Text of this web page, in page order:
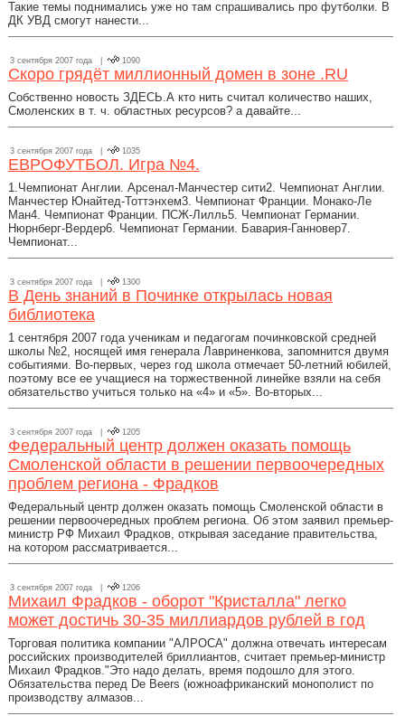
Такие темы поднимались уже но там спрашивались про футболки. В
ДК УВД смогут нанести...
3 сентября 2007 года | 1090
Скоро грядёт миллионный домен в зоне .RU
Собственно новость ЗДЕСЬ.А кто нить считал количество наших,
Смоленских в т. ч. областных ресурсов? а давайте...
3 сентября 2007 года | 1035
ЕВРОФУТБОЛ. Игра №4.
1.Чемпионат Англии. Арсенал-Манчестер сити2. Чемпионат Англии.
Манчестер Юнайтед-Тоттэнхем3. Чемпионат Франции. Монако-Ле
Ман4. Чемпионат Франции. ПСЖ-Лилль5. Чемпионат Германии.
Нюрнберг-Вердер6. Чемпионат Германии. Бавария-Ганновер7.
Чемпионат...
3 сентября 2007 года | 1300
В День знаний в Починке открылась новая
библиотека
1 сентября 2007 года ученикам и педагогам починковской средней
школы №2, носящей имя генерала Лавриненкова, запомнится двумя
событиями. Во-первых, через год школа отмечает 50-летний юбилей,
поэтому все ее учащиеся на торжественной линейке взяли на себя
обязательство учиться только на «4» и «5». Во-вторых...
3 сентября 2007 года | 1205
Федеральный центр должен оказать помощь
Смоленской области в решении первоочередных
проблем региона - Фрадков
Федеральный центр должен оказать помощь Смоленской области в
решении первоочередных проблем региона. Об этом заявил премьер-
министр РФ Михаил Фрадков, открывая заседание правительства,
на котором рассматривается...
3 сентября 2007 года | 1206
Михаил Фрадков - оборот "Кристалла" легко
может достичь 30-35 миллиардов рублей в год
Торговая политика компании "АЛРОСА" должна отвечать интересам
российских производителей бриллиантов, считает премьер-министр
Михаил Фрадков."Это надо делать, время подошло для этого.
Обязательства перед De Beers (южноафриканский монополист по
производству алмазов...